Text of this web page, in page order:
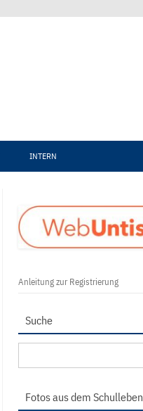
INTERN
Anleitung zur Registrierung
Suche
nach:
Fotos aus dem Schulleben